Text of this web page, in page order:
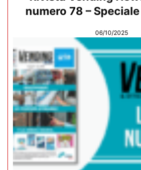
numero 78 –
06/10/2025